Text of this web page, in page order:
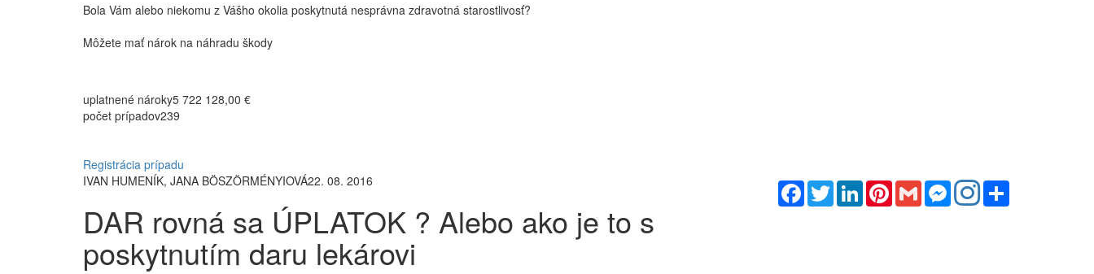
Bola Vám alebo niekomu z Vášho okolia poskytnutá nesprávna zdravotná starostlivosť?
Môžete mať nárok na náhradu škody
uplatnené nároky5 722 128,00 €
počet prípadov239
Registrácia prípadu
Facebook
TwitterLinkedInPinterestGmail Messenger
IVAN HUMENÍK, JANA BÖSZÖRMÉNYIOVÁ22. 08. 2016
DAR rovná sa ÚPLATOK ? Alebo ako je to s
poskytnutím daru lekárovi